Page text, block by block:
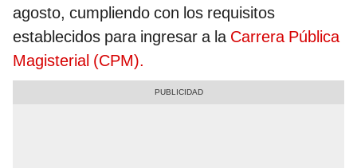
agosto, cumpliendo con los requisitos
establecidos para ingresar a la Carrera Pública
Magisterial (CPM).